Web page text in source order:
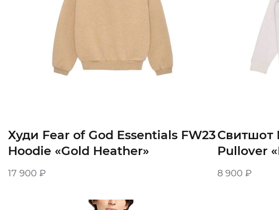
Худи Fear of God Essentials FW23
Hoodie «Gold Heather»
17 900 ₽
Свитшот
Pullover
8 900₽